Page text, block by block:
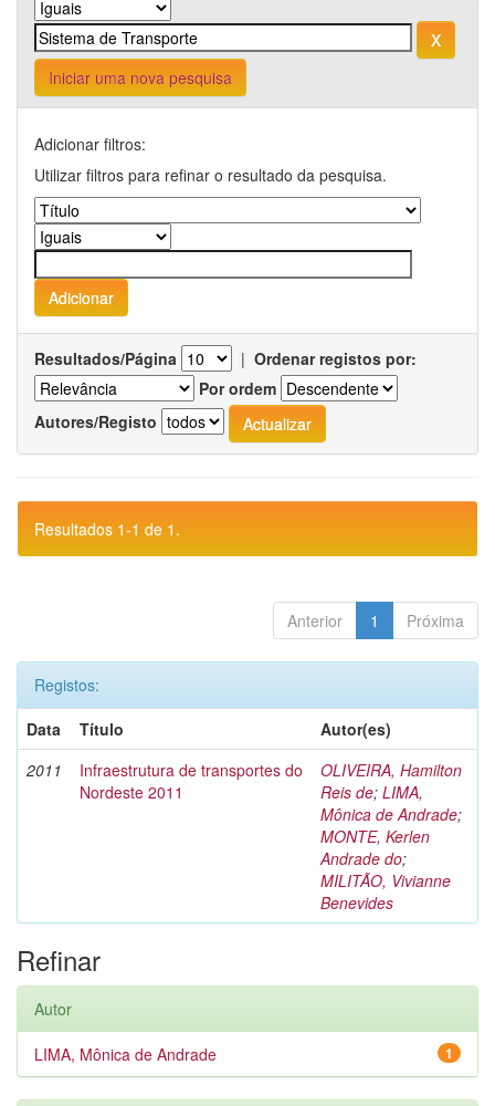
Iniciar uma nova pesquisa
Adicionar filtros:
Utilizar filtros para refinar o resultado da pesquisa.
Resultados/Página | Ordenar registos por:
Por ordem
Autores/Registo
Resultados 1-1 de 1.
Anterior 1 Próxima
Registos:
Data
Título
Autor(es)
2011
Infraestrutura de transportes do
Nordeste 2011
OLIVEIRA, Hamilton
Reis de; LIMA,
Mônica de Andrade;
MONTE, Kerlen
Andrade do;
MILITÃO, Vivianne
Benevides
Refinar
Autor
1
LIMA, Mônica de Andrade